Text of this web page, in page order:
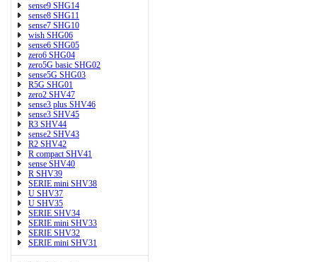
sense9 SHG14
sense8 SHG11
sense7 SHG10
wish SHG06
sense6 SHG05
zero6 SHG04
zero5G basic SHG02
sense5G SHG03
R5G SHG01
zero2 SHV47
sense3 plus SHV46
sense3 SHV45
R3 SHV44
sense2 SHV43
R2 SHV42
R compact SHV41
sense SHV40
R SHV39
SERIE mini SHV38
U SHV37
U SHV35
SERIE SHV34
SERIE mini SHV33
SERIE SHV32
SERIE mini SHV31